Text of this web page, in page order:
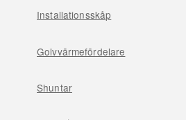
Installationsskåp
Golvvärmefördelare
Shuntar